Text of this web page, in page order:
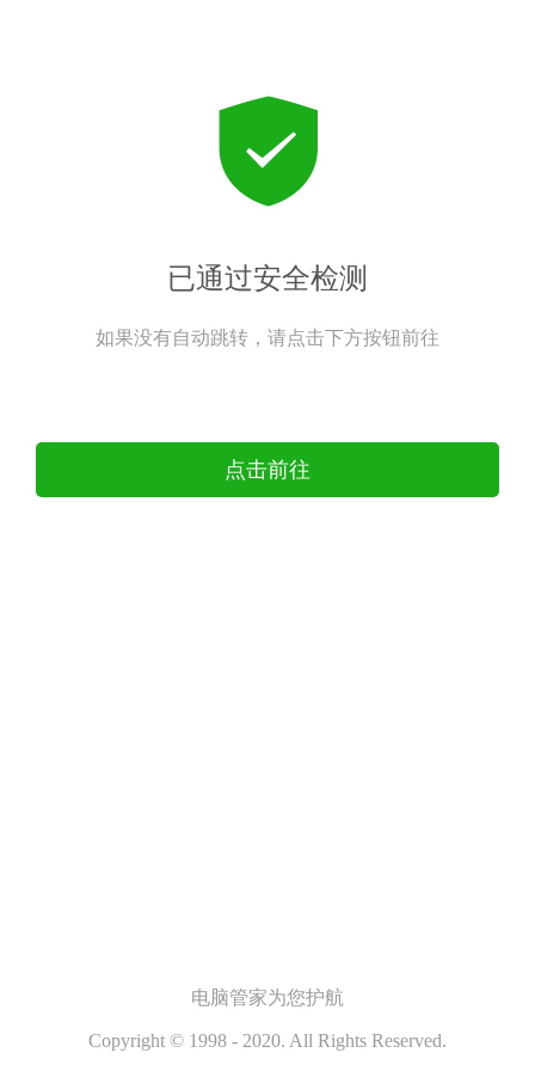
已通过安全检测
如果没有自动跳转，请点击下方按钮前往
点击前往
电脑管家为您护航
Copyright © 1998 - 2020. All Rights Reserved.